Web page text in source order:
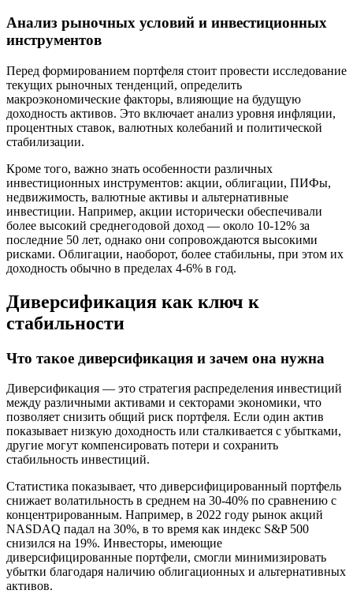
Анализ рыночных условий и инвестиционных
инструментов
Перед формированием портфеля стоит провести исследование
текущих рыночных тенденций, определить
макроэкономические факторы, влияющие на будущую
доходность активов. Это включает анализ уровня инфляции,
процентных ставок, валютных колебаний и политической
стабилизации.
Кроме того, важно знать особенности различных
инвестиционных инструментов: акции, облигации, ПИФы,
недвижимость, валютные активы и альтернативные
инвестиции. Например, акции исторически обеспечивали
более высокий среднегодовой доход — около 10-12% за
последние 50 лет, однако они сопровождаются высокими
рисками. Облигации, наоборот, более стабильны, при этом их
доходность обычно в пределах 4-6% в год.
Диверсификация как ключ к
стабильности
Что такое диверсификация и зачем она нужна
Диверсификация — это стратегия распределения инвестиций
между различными активами и секторами экономики, что
позволяет снизить общий риск портфеля. Если один актив
показывает низкую доходность или сталкивается с убытками,
другие могут компенсировать потери и сохранить
стабильность инвестиций.
Статистика показывает, что диверсифицированный портфель
снижает волатильность в среднем на 30-40% по сравнению с
концентрированным. Например, в 2022 году рынок акций
NASDAQ падал на 30%, в то время как индекс S&P 500
снизился на 19%. Инвесторы, имеющие
диверсифицированные портфели, смогли минимизировать
убытки благодаря наличию облигационных и альтернативных
активов.